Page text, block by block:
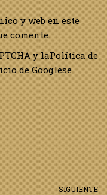
y web en este
comente.
y laPolítica de
de Googlese
SIGUIENTE